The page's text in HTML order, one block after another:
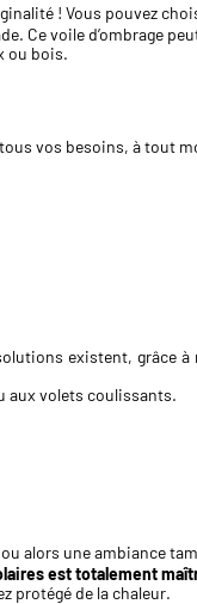
! Vous pouvez
Ce voile d’ombrage
ou bois.
vos besoins, à tout
existent, grâce à
aux volets coulissants.
alors une ambiance
est totalement
protégé de la chaleur.